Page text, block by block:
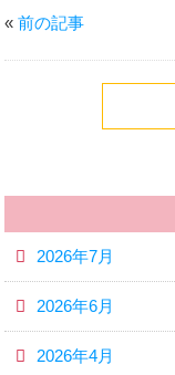
«前の記事
2026年7月
2026年6月
2026年4月